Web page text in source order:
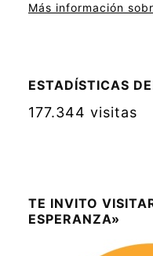
Más información
ESTADÍSTICAS
177.344 visitas
TE INVITO
ESPERANZA»